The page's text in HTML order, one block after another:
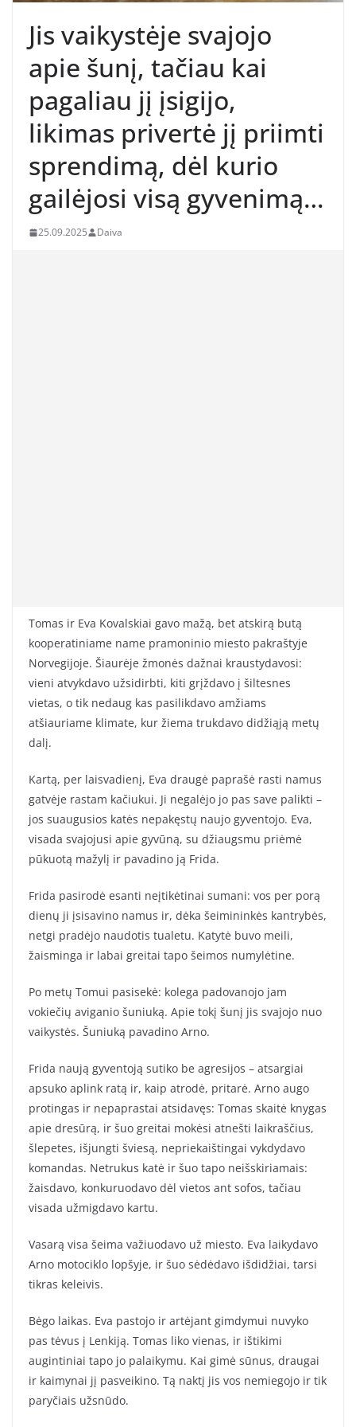
Jis vaikystėje svajojo
apie šunį, tačiau kai
pagaliau jį įsigijo,
likimas privertė jį priimti
sprendimą, dėl kurio
gailėjosi visą gyvenimą…
25.09.2025 Daiva
Tomas ir Eva Kovalskiai gavo mažą, bet atskirą butą
kooperatiniame name pramoninio miesto pakraštyje
Norvegijoje. Šiaurėje žmonės dažnai kraustydavosi:
vieni atvykdavo užsidirbti, kiti grįždavo į šiltesnes
vietas, o tik nedaug kas pasilikdavo amžiams
atšiauriame klimate, kur žiema trukdavo didžiąją metų
dalį.
Kartą, per laisvadienį, Eva draugė paprašė rasti namus
gatvėje rastam kačiukui. Ji negalėjo jo pas save palikti –
jos suaugusios katės nepakęstų naujo gyventojo. Eva,
visada svajojusi apie gyvūną, su džiaugsmu priėmė
pūkuotą mažylį ir pavadino ją Frida.
Frida pasirodė esanti neįtikėtinai sumani: vos per porą
dienų ji įsisavino namus ir, dėka šeimininkės kantrybės,
netgi pradėjo naudotis tualetu. Katytė buvo meili,
žaisminga ir labai greitai tapo šeimos numylėtine.
Po metų Tomui pasisekė: kolega padovanojo jam
vokiečių aviganio šuniuką. Apie tokį šunį jis svajojo nuo
vaikystės. Šuniuką pavadino Arno.
Frida naują gyventoją sutiko be agresijos – atsargiai
apsuko aplink ratą ir, kaip atrodė, pritarė. Arno augo
protingas ir nepaprastai atsidavęs: Tomas skaitė knygas
apie dresūrą, ir šuo greitai mokėsi atnešti laikraščius,
šlepetes, išjungti šviesą, nepriekaištingai vykdydavo
komandas. Netrukus katė ir šuo tapo neišskiriamais:
žaisdavo, konkuruodavo dėl vietos ant sofos, tačiau
visada užmigdavo kartu.
Vasarą visa šeima važiuodavo už miesto. Eva laikydavo
Arno motociklo lopšyje, ir šuo sėdėdavo išdidžiai, tarsi
tikras keleivis.
Bėgo laikas. Eva pastojo ir artėjant gimdymui nuvyko
pas tėvus į Lenkiją. Tomas liko vienas, ir ištikimi
augintiniai tapo jo palaikymu. Kai gimė sūnus, draugai
ir kaimynai jį pasveikino. Tą naktį jis vos nemiegojo ir tik
paryčiais užsnūdo.